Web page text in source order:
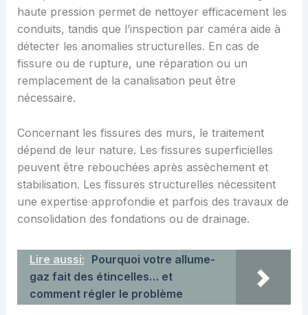
haute pression permet de nettoyer efficacement les
conduits, tandis que l’inspection par caméra aide à
détecter les anomalies structurelles. En cas de
fissure ou de rupture, une réparation ou un
remplacement de la canalisation peut être
nécessaire.
Concernant les fissures des murs, le traitement
dépend de leur nature. Les fissures superficielles
peuvent être rebouchées après assèchement et
stabilisation. Les fissures structurelles nécessitent
une expertise approfondie et parfois des travaux de
consolidation des fondations ou de drainage.
Lire aussi: Pourquoi votre allume-
gaz fait des étincelles… et
comment régler le problème